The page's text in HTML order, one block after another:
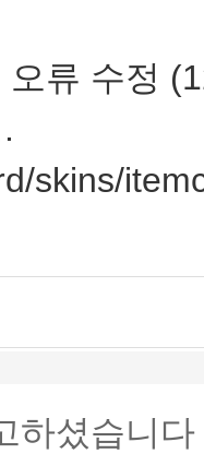
류 수정
skins/
하셨습니다